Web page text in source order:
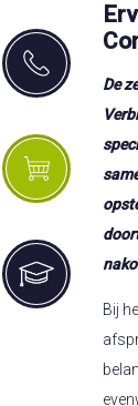
De
Bij